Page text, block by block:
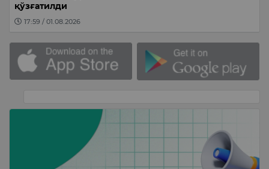
қўзғатилди
17:59 / 01.08.2026